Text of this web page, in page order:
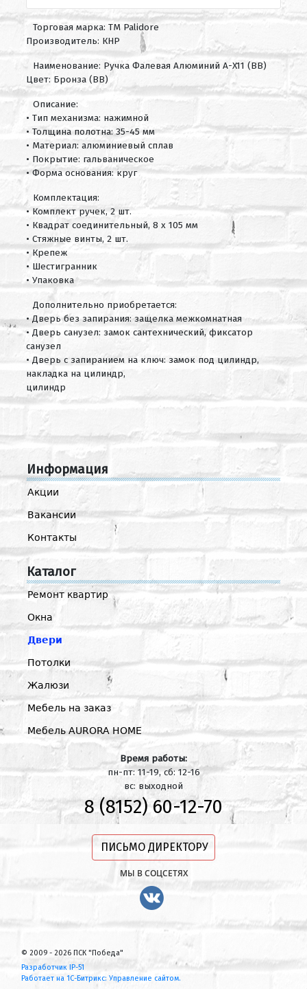
Торговая марка: ТМ Palidore
Производитель: КНР
Наименование: Ручка Фалевая Алюминий А-X11 (BB)
Цвет: Бронза (BB)
Описание:
• Тип механизма: нажимной
• Толщина полотна: 35-45 мм
• Материал: алюминиевый сплав
• Покрытие: гальваническое
• Форма основания: круг
Комплектация:
• Комплект ручек, 2 шт.
• Квадрат соединительный, 8 х 105 мм
• Стяжные винты, 2 шт.
• Крепеж
• Шестигранник
• Упаковка
Дополнительно приобретается:
• Дверь без запирания: защелка межкомнатная
• Дверь санузел: замок сантехнический, фиксатор
санузел
• Дверь с запиранием на ключ: замок под цилиндр,
накладка на цилиндр,
цилиндр
Информация
Акции
Вакансии
Контакты
Каталог
Ремонт квартир
Окна
Двери
Потолки
Жалюзи
Мебель на заказ
Мебель AURORA HOME
Время работы:
пн-пт: 11-19, сб: 12-16
вс: выходной
8 (8152) 60-12-70
ПИСЬМО ДИРЕКТОРУ
МЫ В СОЦСЕТЯХ
© 2009 - 2026 ПСК "Победа"
Разработчик IP-51
Работает на 1С-Битрикс: Управление сайтом.